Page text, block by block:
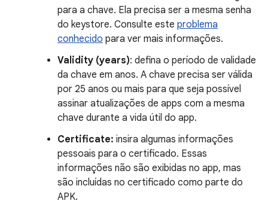
para a chave. Ela precisa ser a mesma senha
do keystore. Consulte este problema
conhecido para ver mais informações.
Validity (years): defina o período de validade
da chave em anos. A chave precisa ser válida
por 25 anos ou mais para que seja possível
assinar atualizações de apps com a mesma
chave durante a vida útil do app.
Certificate: insira algumas informações
pessoais para o certificado. Essas
informações não são exibidas no app, mas
são incluídas no certificado como parte do
APK.